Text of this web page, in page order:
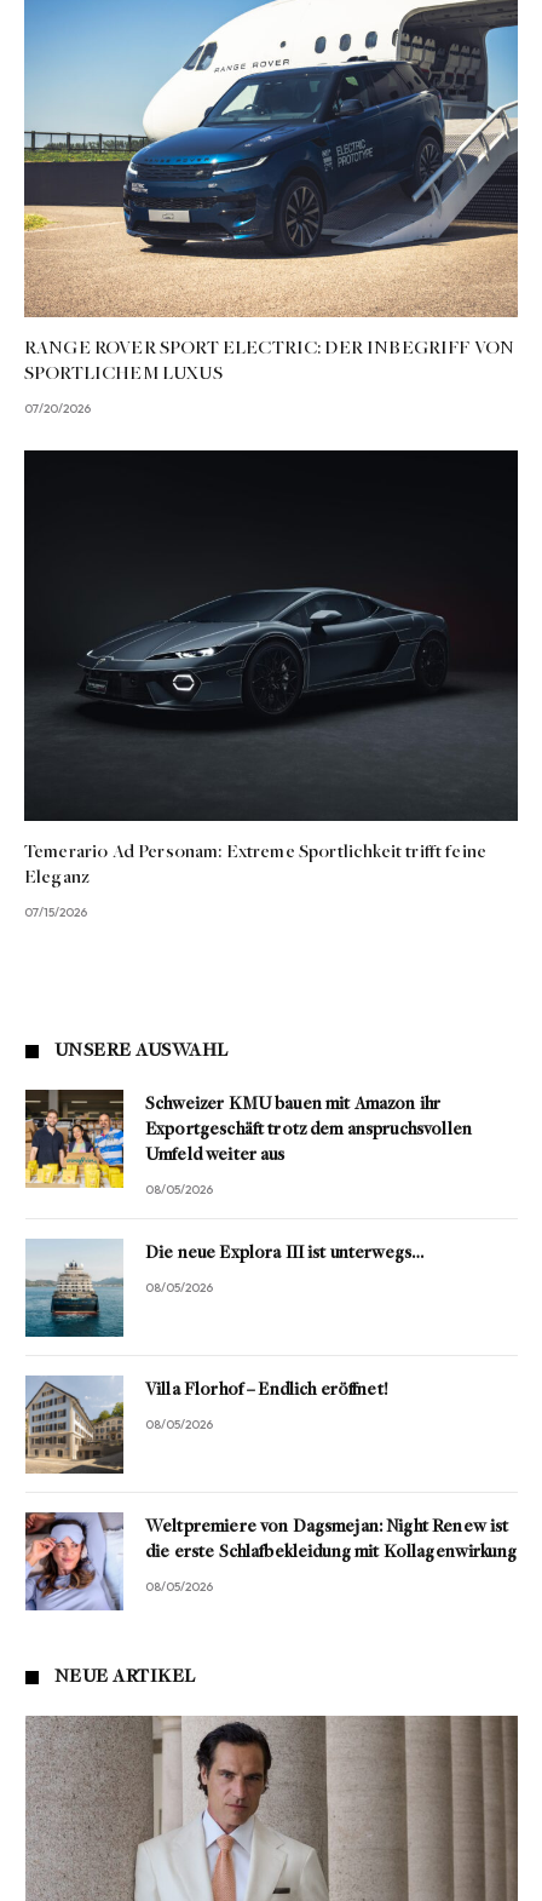
RANGE ROVER SPORT ELECTRIC: DER INBEGRIFF VON
SPORTLICHEM LUXUS
07/20/2026
Temerario Ad Personam: Extreme Sportlichkeit trifft feine
Eleganz
07/15/2026
UNSERE AUSWAHL
Schweizer KMU bauen mit Amazon ihr
Exportgeschäft trotz dem anspruchsvollen
Umfeld weiter aus
08/05/2026
Die neue Explora III ist unterwegs…
08/05/2026
Villa Florhof – Endlich eröffnet!
08/05/2026
Weltpremiere von Dagsmejan: Night Renew ist
die erste Schlafbekleidung mit Kollagenwirkung
08/05/2026
NEUE ARTIKEL